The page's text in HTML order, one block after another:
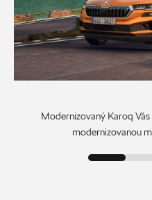
Modernizovaný Karoq
modernizovanou